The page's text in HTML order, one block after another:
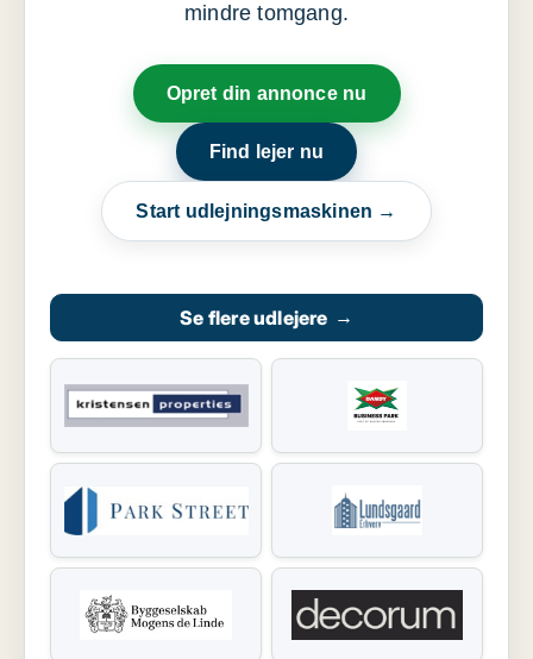
mindre tomgang.
Opret din annonce nu
Find lejer nu
Start udlejningsmaskinen →
Se flere udlejere →